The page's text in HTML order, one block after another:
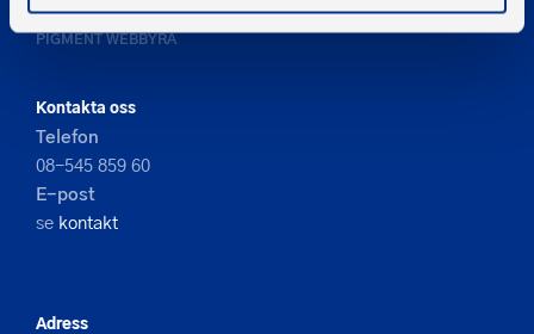
PIGMENT WEBBYRÅ
Kontakta oss
Telefon
08-545 859 60
E-post
se kontakt
Adress